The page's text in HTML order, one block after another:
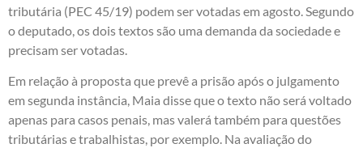
tributária (PEC 45/19) podem ser votadas em agosto. Segundo
o deputado, os dois textos são uma demanda da sociedade e
precisam ser votadas.
Em relação à proposta que prevê a prisão após o julgamento
em segunda instância, Maia disse que o texto não será voltado
apenas para casos penais, mas valerá também para questões
tributárias e trabalhistas, por exemplo. Na avaliação do